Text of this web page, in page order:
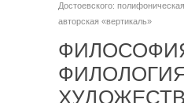
Достоевского:
авторская «вертикаль»